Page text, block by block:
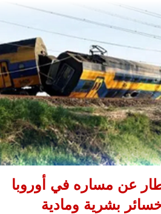
عن مساره في أوروبا
بشرية ومادية